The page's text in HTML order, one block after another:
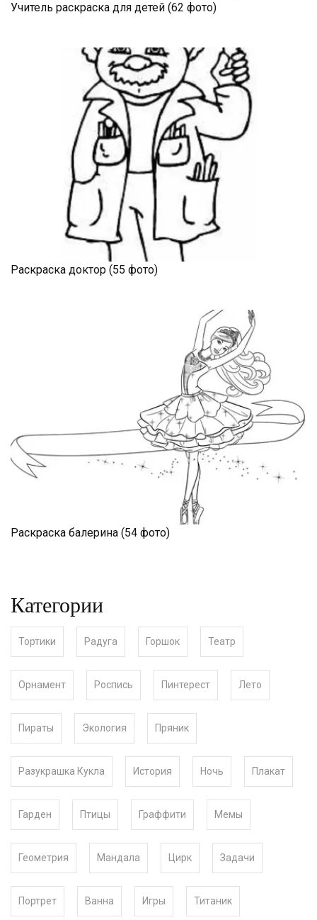
Учитель раскраска для детей (62 фото)
Раскраска доктор (55 фото)
Раскраска балерина (54 фото)
Категории
Тортики Радуга Горшок Театр
Орнамент Роспись Пинтерест Лето
Пираты Экология Пряник
Разукрашка Кукла История Ночь Плакат
Гарден Птицы Граффити Мемы
Геометрия Мандала Цирк Задачи
Портрет Ванна Игры Титаник